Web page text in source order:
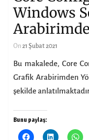
Windows
On21 Şubat 2021
Bu makalede, Core
Grafik Arabirimden
şekilde
Bunu paylaş: